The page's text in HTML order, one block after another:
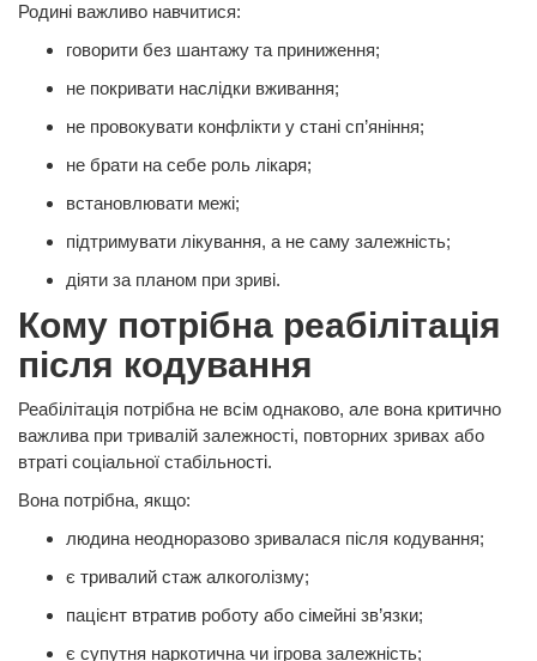
Родині важливо навчитися:
говорити без шантажу та приниження;
не покривати наслідки вживання;
не провокувати конфлікти у стані сп’яніння;
не брати на себе роль лікаря;
встановлювати межі;
підтримувати лікування, а не саму залежність;
діяти за планом при зриві.
Кому потрібна реабілітація
після кодування
Реабілітація потрібна не всім однаково, але вона критично
важлива при тривалій залежності, повторних зривax або
втраті соціальної стабільності.
Вона потрібна, якщо:
людина неодноразово зривалася після кодування;
є тривалий стаж алкоголізму;
пацієнт втратив роботу або сімейні зв’язки;
є супутня наркотична чи ігрова залежність;